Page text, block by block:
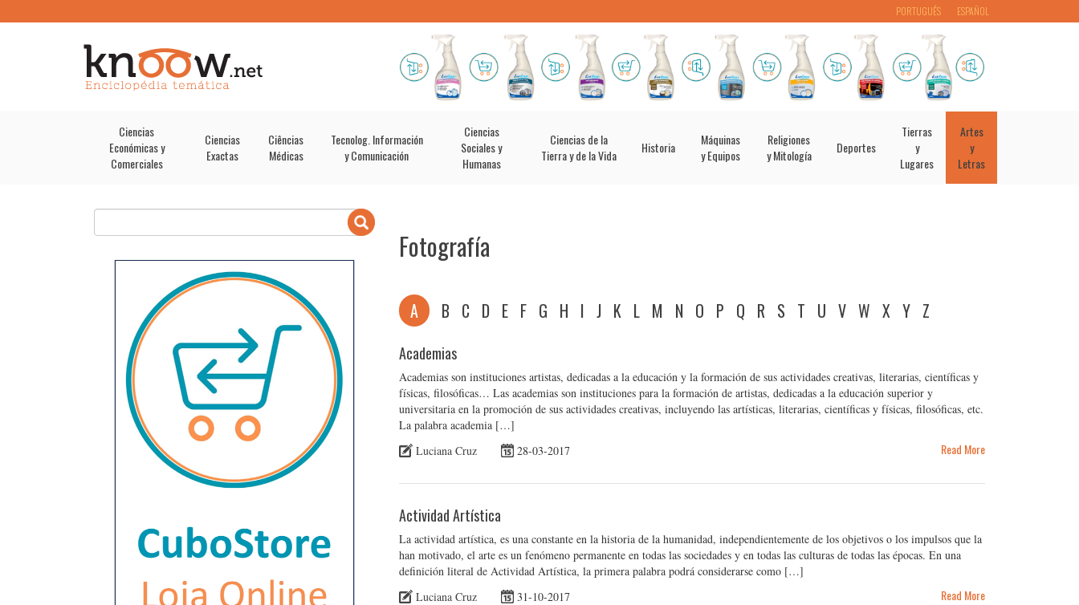
PORTUGUÊS ESPAÑOL
Ciencias
Económicas y
Comerciales
Ciencias
Exactas
Ciências
Médicas
Tecnolog. Información
y Comunicación
Ciencias
Sociales y
Humanas
Ciencias de la
Tierra y de la Vida
Historia
Máquinas
y Equipos
Religiones
y Mitología
Deportes
Tierras
y
Lugares
Artes
y
Letras
Fotografía
A B C D E F G H I J K L M N O P Q R S T U V W X Y Z
Academias
Academias son instituciones artistas, dedicadas a la educación y la formación de sus actividades creativas, literarias, científicas y
físicas, filosóficas… Las academias son instituciones para la formación de artistas, dedicadas a la educación superior y
universitaria en la promoción de sus actividades creativas, incluyendo las artísticas, literarias, científicas y físicas, filosóficas, etc.
La palabra academia […]
Luciana Cruz
28-03-2017 Read More
Actividad Artística
La actividad artística, es una constante en la historia de la humanidad, independientemente de los objetivos o los impulsos que la
han motivado, el arte es un fenómeno permanente en todas las sociedades y en todas las culturas de todas las épocas. En una
definición literal de Actividad Artística, la primera palabra podrá considerarse como […]
Luciana Cruz
31-10-2017 Read More